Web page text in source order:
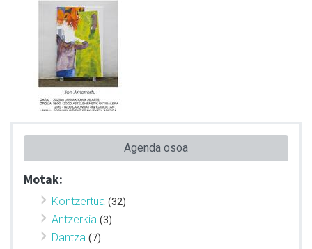
Agenda osoa
Motak:
Kontzertua (32)
Antzerkia (3)
Dantza (7)